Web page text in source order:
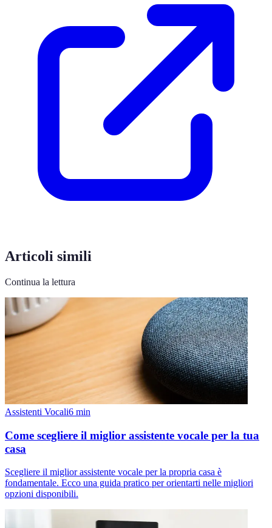
Articoli simili
Continua la lettura
Assistenti Vocali6 min
Come scegliere il miglior assistente vocale per la tua
casa
Scegliere il miglior assistente vocale per la propria casa è
fondamentale. Ecco una guida pratico per orientarti nelle migliori
opzioni disponibili.